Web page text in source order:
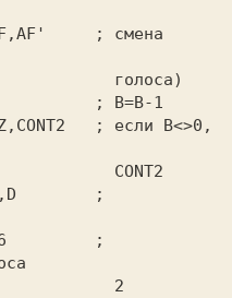
; смена
; B=B-1
; если B<>0,
;
;